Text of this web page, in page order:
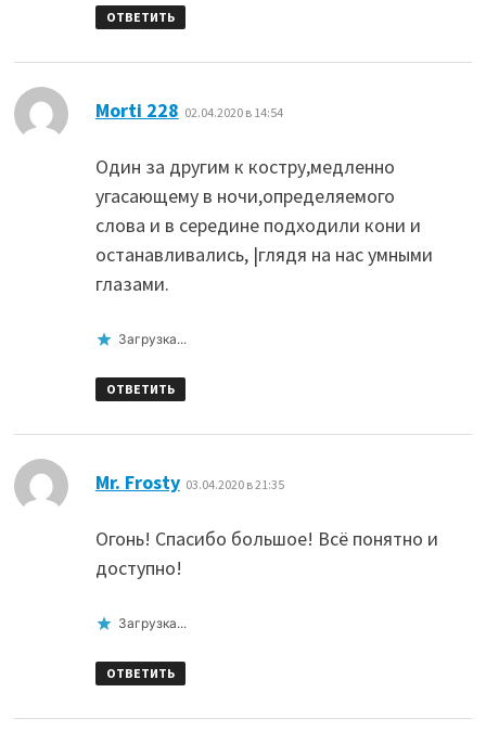
ОТВЕТИТЬ
Morti 228 02.04.2020 в 14:54
Один за другим к костру,медленно
угасающему в ночи,определяемого
слова и в середине подходили кони и
останавливались, |глядя на нас умными
глазами.
Загрузка...
ОТВЕТИТЬ
Mr. Frosty: 03.04.2020 в 21:35
Огонь! Спасибо большое! Всё понятно и
доступно!
Загрузка...
ОТВЕТИТЬ